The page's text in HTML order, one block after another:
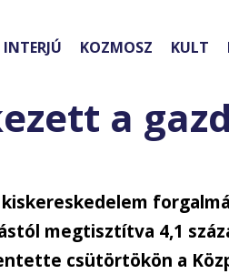
INTERJÚ KOZMOSZ KULT
a
megtisztítva 4,1
csütörtökön a